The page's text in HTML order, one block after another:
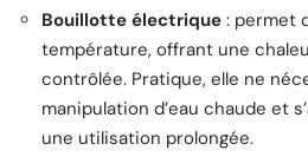
Bouillotte électrique : permet
température, offrant une
contrôlée. Pratique, elle ne
manipulation d’eau chaude et
une utilisation prolongée.